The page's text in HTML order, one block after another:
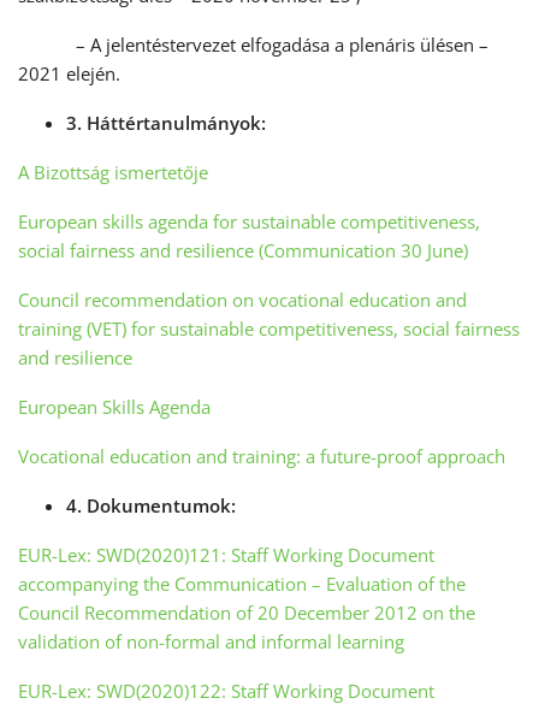
– A jelentéstervezet elfogadása a plenáris ülésen –
2021 elején.
3. Háttértanulmányok:
A Bizottság ismertetője
European skills agenda for sustainable competitiveness,
social fairness and resilience (Communication 30 June)
Council recommendation on vocational education and
training (VET) for sustainable competitiveness, social fairness
and resilience
European Skills Agenda
Vocational education and training: a future-proof approach
4. Dokumentumok:
EUR-Lex: SWD(2020)121: Staff Working Document
accompanying the Communication – Evaluation of the
Council Recommendation of 20 December 2012 on the
validation of non-formal and informal learning
EUR-Lex: SWD(2020)122: Staff Working Document